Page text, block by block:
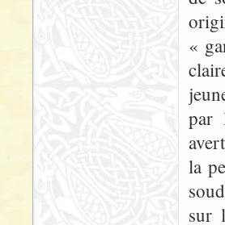
«
par
la
sur